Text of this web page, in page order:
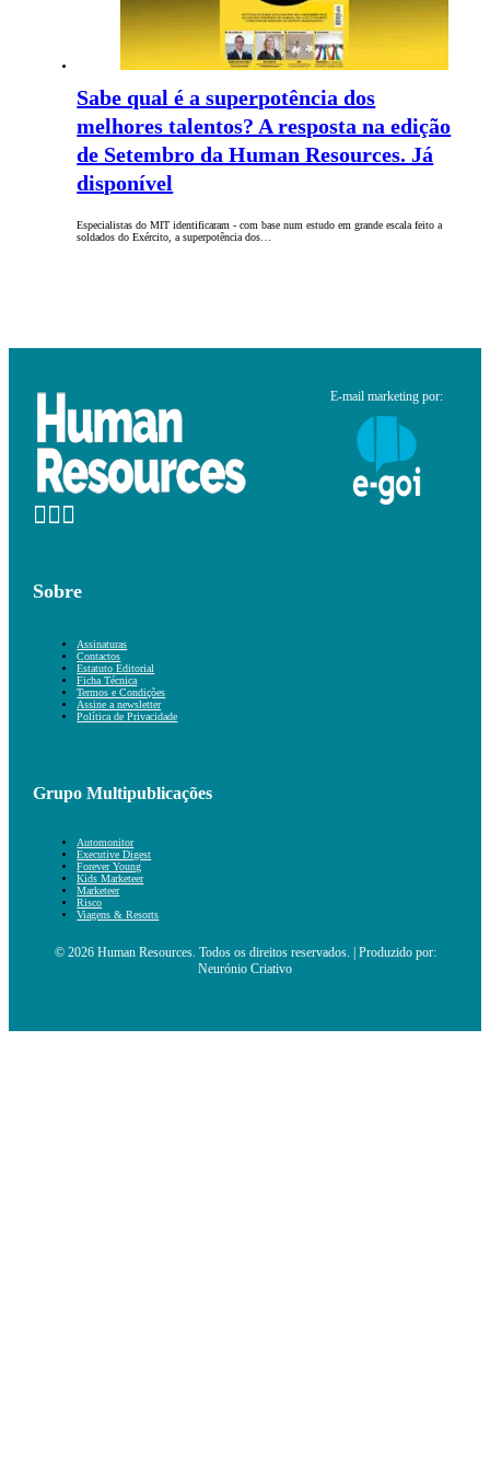
Sabe qual é a superpotência dos
melhores talentos? A resposta na edição
de Setembro da Human Resources. Já
disponível
Especialistas do MIT identificaram - com base num estudo em grande escala feito a
soldados do Exército, a superpotência dos…
E-mail marketing por:
Sobre
Assinaturas
Contactos
Estatuto Editorial
Ficha Técnica
Termos e Condições
Assine a newsletter
Política de Privacidade
Grupo Multipublicações
Automonitor
Executive Digest
Forever Young
Kids Marketeer
Marketeer
Risco
Viagens & Resorts
© 2026 Human Resources. Todos os direitos reservados. | Produzido por:
Neurónio Criativo